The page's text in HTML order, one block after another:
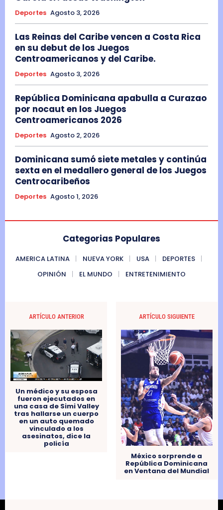
Deportes Agosto 3, 2026
Las Reinas del Caribe vencen a Costa Rica
en su debut de los Juegos
Centroamericanos y del Caribe.
Deportes Agosto 3, 2026
República Dominicana apabulla a Curazao
por nocaut en los Juegos
Centroamericanos 2026
Deportes Agosto 2, 2026
Dominicana sumó siete metales y continúa
sexta en el medallero general de los Juegos
Centrocaribeños
Deportes Agosto 1, 2026
Categorias Populares
AMERICA LATINA NUEVA YORK USA
DEPORTES
OPINIÓN
EL MUNDO ENTRETENIMIENTO
ARTÍCULO ANTERIOR
Un médico y su esposa
fueron ejecutados en
una casa de Simi Valley
tras hallarse un cuerpo
en un auto quemado
vinculado a los
asesinatos, dice la
policía
ARTÍCULO SIGUIENTE
México sorprende a
República Dominicana
en Ventana del Mundial